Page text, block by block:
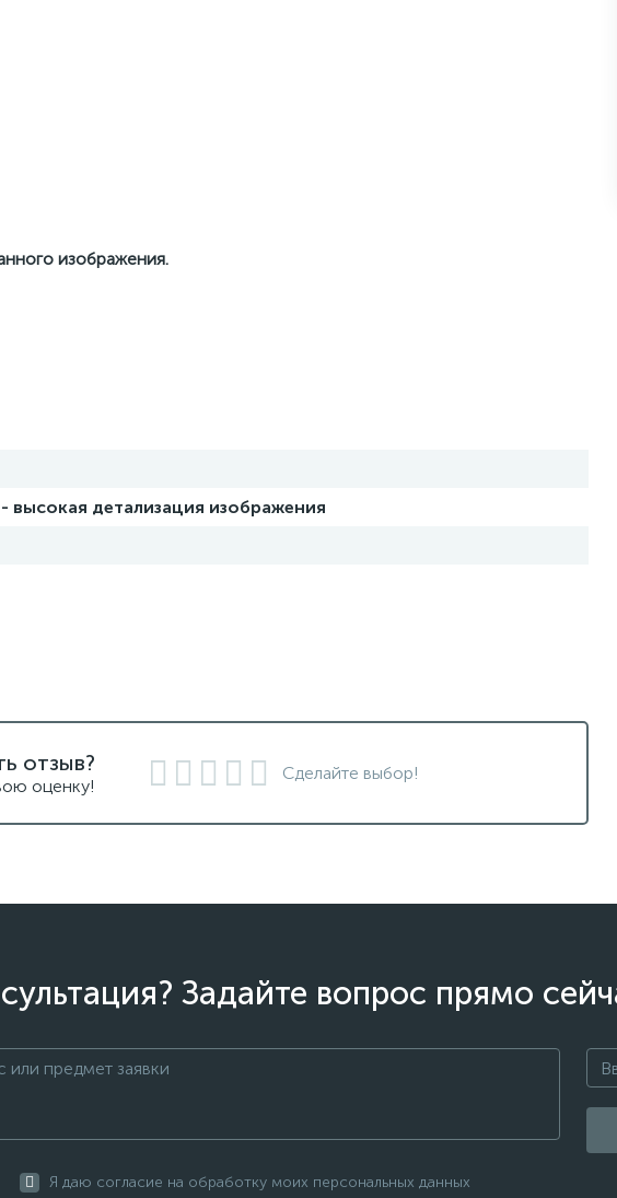
изображения.
высокая детализация изображения
отзыв?
оценку!
Сделайте выбор!
Задайте вопрос прямо
Я даю согласие на обработку моих персональных данных